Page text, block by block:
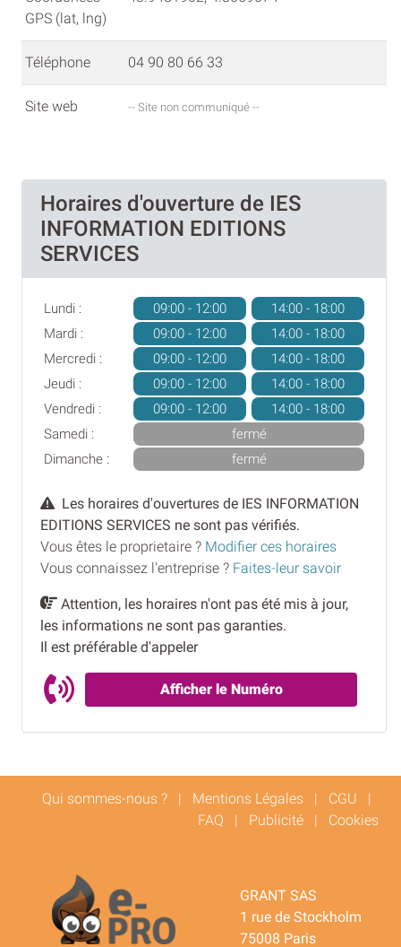
GPS (lat, lng)
Téléphone 04 90 80 66 33
Site web -- Site non communiqué --
Horaires d'ouverture de IES
INFORMATION EDITIONS
SERVICES
Lundi : 09:00 - 12:00
14:00 - 18:00
Mardi :
09:00 - 12:00
14:00 - 18:00
Mercredi :
09:00 - 12:00
14:00 - 18:00
Jeudi :
09:00 - 12:00
14:00 - 18:00
Vendredi :
09:00 - 12:00
14:00 - 18:00
Samedi :
fermé
Dimanche :
fermé
Les horaires d'ouvertures de IES INFORMATION
EDITIONS SERVICES ne sont pas vérifiés.
Vous êtes le proprietaire ? Modifier ces horaires
Vous connaissez l'entreprise ? Faites-leur savoir
Attention, les horaires n'ont pas été mis à jour,
les informations ne sont pas garanties.
Il est préférable d'appeler
Afficher le Numéro
Qui sommes-nous ? | Mentions Légales | CGU |
FAQ | Publicité | Cookies
GRANT SAS
1 rue de Stockholm
75008 Paris